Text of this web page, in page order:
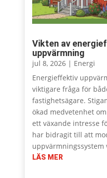
Vikten av
uppvärmning
jul 8, 2026| Energi
Energieffektiv
viktigare fråga för
fastighetsägare.
ökad medvetenhet
ett växande intresse
har bidragit till att
uppvärmningssystem
LÄS MER